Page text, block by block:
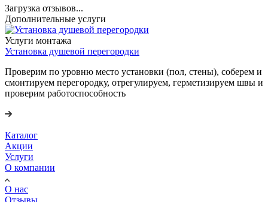
Загрузка отзывов...
Дополнительные услуги
Услуги монтажа
Установка душевой перегородки
Проверим по уровню место установки (пол, стены), соберем и
смонтируем перегородку, отрегулируем, герметизируем швы и
проверим работоспособность
Каталог
Акции
Услуги
О компании
О нас
Отзывы